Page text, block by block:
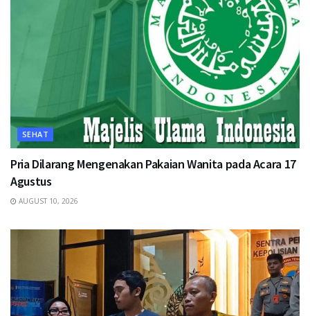
SEHAT
Pria Dilarang Mengenakan Pakaian Wanita pada Acara 17
Agustus
AUGUST 10, 2026